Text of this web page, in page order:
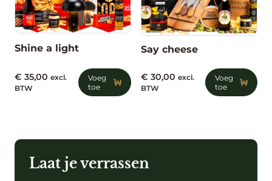
Shine a light
Voeg
toe
€ 35,00 excl.
BTW
Say cheese
Voeg
toe
€ 30,00 excl.
BTW
Laat je verrassen